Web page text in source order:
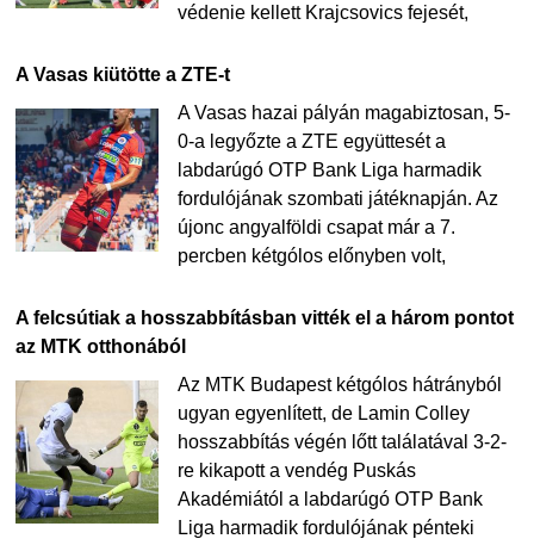
védenie kellett Krajcsovics fejesét,
A Vasas kiütötte a ZTE-t
A Vasas hazai pályán magabiztosan, 5-
0-a legyőzte a ZTE együttesét a
labdarúgó OTP Bank Liga harmadik
fordulójának szombati játéknapján. Az
újonc angyalföldi csapat már a 7.
percben kétgólos előnyben volt,
A felcsútiak a hosszabbításban vitték el a három pontot
az MTK otthonából
Az MTK Budapest kétgólos hátrányból
ugyan egyenlített, de Lamin Colley
hosszabbítás végén lőtt találatával 3-2-
re kikapott a vendég Puskás
Akadémiától a labdarúgó OTP Bank
Liga harmadik fordulójának pénteki